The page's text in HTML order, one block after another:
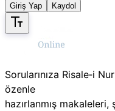
Giriş Yap Kaydol
Sorularınıza Risale‑i
özenle
hazırlanmış makaleleri,